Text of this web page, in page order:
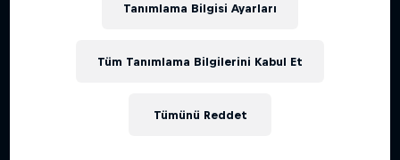
Leeds United FC ile RB Leipzig
Tanımlama Bilgisi Ayarları
Tümünü Reddet
Tüm Tanımlama Bilgilerini Kabul Et